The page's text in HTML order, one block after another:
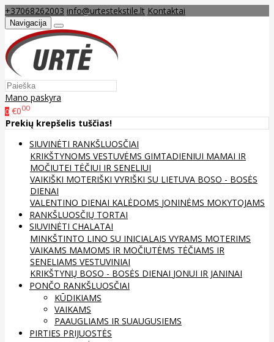
+37068262003 info@urtestekstile.lt Kontaktai
Navigacija
Mano paskyra
0 €000
Prekių krepšelis tuščias!
SIUVINĖTI RANKŠLUOSČIAI
KRIKŠTYNOMS VESTUVĖMS GIMTADIENIUI MAMAI IR
MOČIUTEI TĖČIUI IR SENELIUI
VAIKIŠKI MOTERIŠKI VYRIŠKI SU LIETUVA BOSO - BOSĖS
DIENAI
VALENTINO DIENAI KALĖDOMS JONINĖMS MOKYTOJAMS
RANKŠLUOSČIŲ TORTAI
SIUVINĖTI CHALATAI
MINKŠTINTO LINO SU INICIALAIS VYRAMS MOTERIMS
VAIKAMS MAMOMS IR MOČIUTĖMS TĖČIAMS IR
SENELIAMS VESTUVINIAI
KRIKŠTYNŲ BOSO - BOSĖS DIENAI JONUI IR JANINAI
PONČO RANKŠLUOSČIAI
KŪDIKIAMS
VAIKAMS
PAAUGLIAMS IR SUAUGUSIEMS
PIRTIES PRIJUOSTĖS